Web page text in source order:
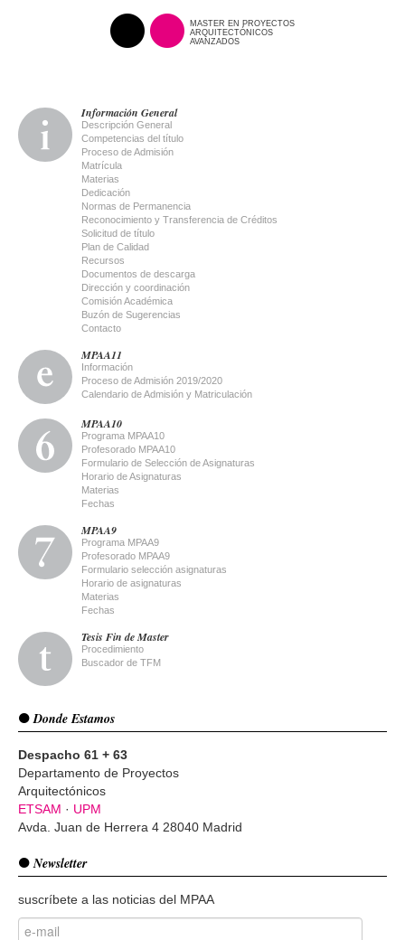
MASTER EN PROYECTOS
ARQUITECTÓNICOS
AVANZADOS
Información General
Descripción General
Competencias del título
Proceso de Admisión
Matrícula
Materias
Dedicación
Normas de Permanencia
Reconocimiento y Transferencia de Créditos
Solicitud de título
Plan de Calidad
Recursos
Documentos de descarga
Dirección y coordinación
Comisión Académica
Buzón de Sugerencias
Contacto
MPAA11
Información
Proceso de Admisión 2019/2020
Calendario de Admisión y Matriculación
MPAA10
Programa MPAA10
Profesorado MPAA10
Formulario de Selección de Asignaturas
Horario de Asignaturas
Materias
Fechas
MPAA9
Programa MPAA9
Profesorado MPAA9
Formulario selección asignaturas
Horario de asignaturas
Materias
Fechas
Tesis Fin de Master
Procedimiento
Buscador de TFM
Donde Estamos
Despacho 61 + 63
Departamento de Proyectos
Arquitectónicos
ETSAM · UPM
Avda. Juan de Herrera 4 28040 Madrid
Newsletter
suscríbete a las noticias del MPAA